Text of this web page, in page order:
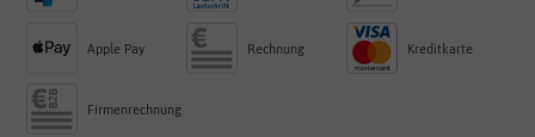
Apple Pay Rechnung Kreditkarte
Firmenrechnung